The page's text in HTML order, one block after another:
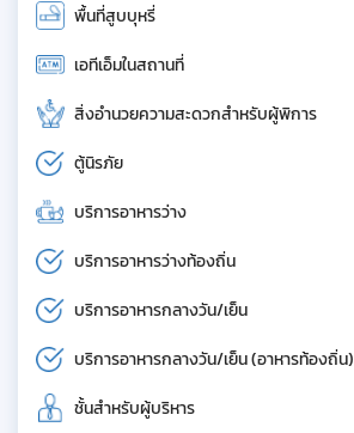
พื้นที่สูบบุหรี่
เอทีเอ็มในสถานที่
สิ่งอำนวยความสะดวกสำหรับผู้พิการ
ตู้นิรภัย
บริการอาหารว่าง
บริการอาหารว่างท้องถิ่น
บริการอาหารกลางวัน/เย็น
บริการอาหารกลางวัน/เย็น (อาหารท้องถิ่น)
ชั้นสำหรับผู้บริหาร